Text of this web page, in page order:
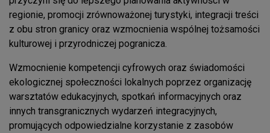
regionie, promocji zrównoważonej turystyki, integracji treści
z obu stron granicy oraz wzmocnienia wspólnej tożsamości
kulturowej i przyrodniczej pogranicza.
Wzmocnienie kompetencji cyfrowych oraz świadomości
ekologicznej społeczności lokalnych poprzez organizację
warsztatów edukacyjnych, spotkań informacyjnych oraz
innych transgranicznych wydarzeń integracyjnych,
promujących odpowiedzialne korzystanie z zasobów